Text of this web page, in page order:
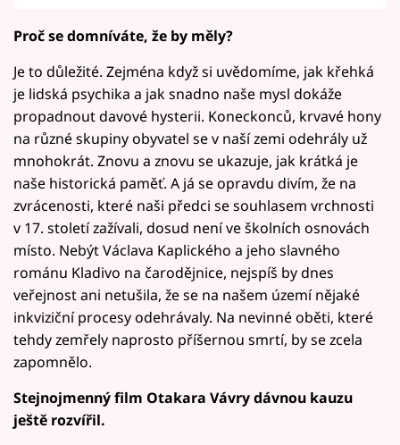
Proč se domníváte, že by měly?
Je to důležité. Zejména když si uvědomíme, jak křehká
je lidská psychika a jak snadno naše mysl dokáže
propadnout davové hysterii. Koneckonců, krvavé hony
na různé skupiny obyvatel se v naší zemi odehrály už
mnohokrát. Znovu a znovu se ukazuje, jak krátká je
naše historická paměť. A já se opravdu divím, že na
zvrácenosti, které naši předci se souhlasem vrchnosti
v 17. století zažívali, dosud není ve školních osnovách
místo. Nebýt Václava Kaplického a jeho slavného
románu Kladivo na čarodějnice, nejspíš by dnes
veřejnost ani netušila, že se na našem území nějaké
inkviziční procesy odehrávaly. Na nevinné oběti, které
tehdy zemřely naprosto příšernou smrtí, by se zcela
zapomnělo.
Stejnojmenný film Otakara Vávry dávnou kauzu
ještě rozvířil.